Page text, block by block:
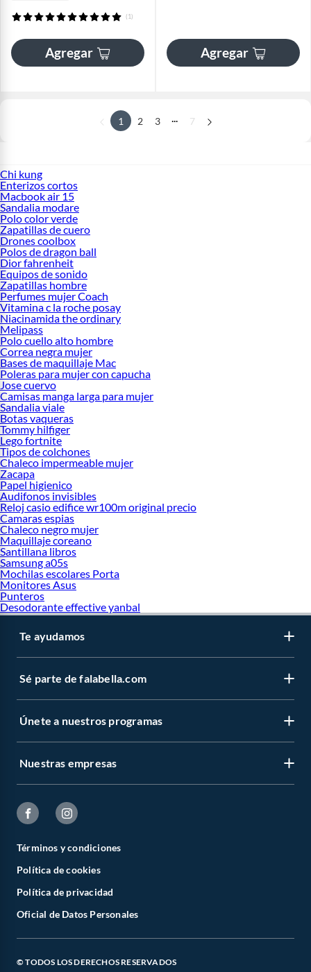
(1)
Agregar Agregar
1 2 3 7
Chi kung
Enterizos cortos
Macbook air 15
Sandalia modare
Polo color verde
Zapatillas de cuero
Drones coolbox
Polos de dragon ball
Dior fahrenheit
Equipos de sonido
Zapatillas hombre
Perfumes mujer Coach
Vitamina c la roche posay
Niacinamida the ordinary
Melipass
Polo cuello alto hombre
Correa negra mujer
Bases de maquillaje Mac
Poleras para mujer con capucha
Jose cuervo
Camisas manga larga para mujer
Sandalia viale
Botas vaqueras
Tommy hilfiger
Lego fortnite
Tipos de colchones
Chaleco impermeable mujer
Zacapa
Papel higienico
Audifonos invisibles
Reloj casio edifice wr100m original precio
Camaras espias
Chaleco negro mujer
Maquillaje coreano
Santillana libros
Samsung a05s
Mochilas escolares Porta
Monitores Asus
Punteros
Desodorante effective yanbal
Te ayudamos
Sé parte de falabella.com
Únete a nuestros programas
Nuestras empresas
Términos y condiciones
Política de cookies
Política de privacidad
Oficial de Datos Personales
© TODOS LOS DERECHOS RESERVADOS